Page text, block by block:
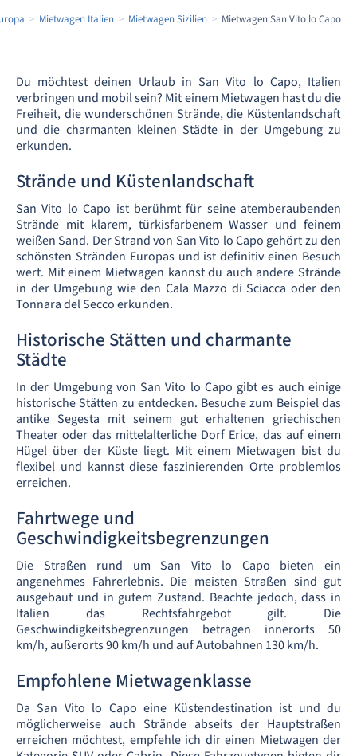
Mietwagen Italien Mietwagen Sizilien Mietwagen San Vito lo Capo
Du möchtest deinen Urlaub in San Vito lo Capo, Italien
verbringen und mobil sein? Mit einem Mietwagen hast du die
Freiheit, die wunderschönen Strände, die Küstenlandschaft
und die charmanten kleinen Städte in der Umgebung zu
erkunden.
Strände und Küstenlandschaft
San Vito lo Capo ist berühmt für seine atemberaubenden
Strände mit klarem, türkisfarbenem Wasser und feinem
weißen Sand. Der Strand von San Vito lo Capo gehört zu den
schönsten Stränden Europas und ist definitiv einen Besuch
wert. Mit einem Mietwagen kannst du auch andere Strände
in der Umgebung wie den Cala Mazzo di Sciacca oder den
Tonnara del Secco erkunden.
Historische Stätten und charmante
Städte
In der Umgebung von San Vito lo Capo gibt es auch einige
historische Stätten zu entdecken. Besuche zum Beispiel das
antike Segesta mit seinem gut erhaltenen griechischen
Theater oder das mittelalterliche Dorf Erice, das auf einem
Hügel über der Küste liegt. Mit einem Mietwagen bist du
flexibel und kannst diese faszinierenden Orte problemlos
erreichen.
Fahrtwege und
Geschwindigkeitsbegrenzungen
Die Straßen rund um San Vito lo Capo bieten ein
angenehmes Fahrerlebnis. Die meisten Straßen sind gut
ausgebaut und in gutem Zustand. Beachte jedoch, dass in
Italien das Rechtsfahrgebot gilt. Die
Geschwindigkeitsbegrenzungen betragen innerorts 50
km/h, außerorts 90 km/h und auf Autobahnen 130 km/h.
Empfohlene Mietwagenklasse
Da San Vito lo Capo eine Küstendestination ist und du
möglicherweise auch Strände abseits der Hauptstraßen
erreichen möchtest, empfehle ich dir einen Mietwagen der